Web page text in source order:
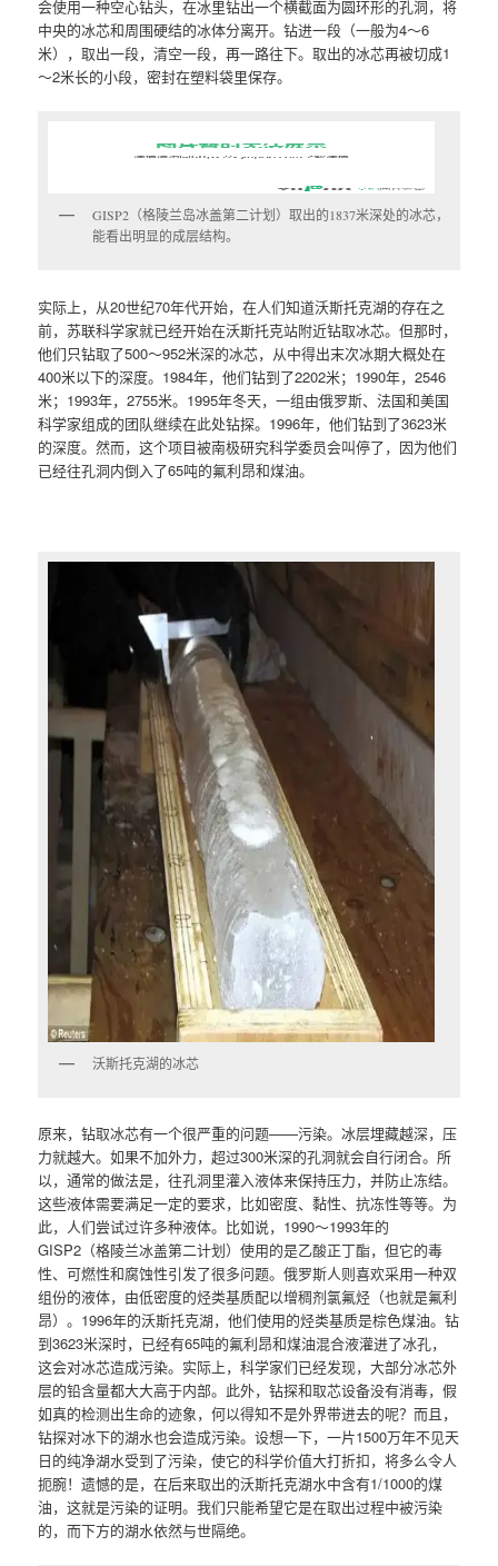
会使用一种空心钻头，在冰里钻出一个横截面为圆环形的孔洞，将
中央的冰芯和周围硬结的冰体分离开。钻进一段（一般为4～6
米），取出一段，清空一段，再一路往下。取出的冰芯再被切成1
～2米长的小段，密封在塑料袋里保存。
GISP2（格陵兰岛冰盖第二计划）取出的1837米深处的冰芯，
能看出明显的成层结构。
实际上，从20世纪70年代开始，在人们知道沃斯托克湖的存在之
前，苏联科学家就已经开始在沃斯托克站附近钻取冰芯。但那时，
他们只钻取了500～952米深的冰芯，从中得出末次冰期大概处在
400米以下的深度。1984年，他们钻到了2202米；1990年，2546
米；1993年，2755米。1995年冬天，一组由俄罗斯、法国和美国
科学家组成的团队继续在此处钻探。1996年，他们钻到了3623米
的深度。然而，这个项目被南极研究科学委员会叫停了，因为他们
已经往孔洞内倒入了65吨的氟利昂和煤油。
沃斯托克湖的冰芯
原来，钻取冰芯有一个很严重的问题——污染。冰层埋藏越深，压
力就越大。如果不加外力，超过300米深的孔洞就会自行闭合。所
以，通常的做法是，往孔洞里灌入液体来保持压力，并防止冻结。
这些液体需要满足一定的要求，比如密度、黏性、抗冻性等等。为
此，人们尝试过许多种液体。比如说，1990～1993年的
GISP2（格陵兰冰盖第二计划）使用的是乙酸正丁酯，但它的毒
性、可燃性和腐蚀性引发了很多问题。俄罗斯人则喜欢采用一种双
组份的液体，由低密度的烃类基质配以增稠剂氯氟烃（也就是氟利
昂）。1996年的沃斯托克湖，他们使用的烃类基质是棕色煤油。钻
到3623米深时，已经有65吨的氟利昂和煤油混合液灌进了冰孔，
这会对冰芯造成污染。实际上，科学家们已经发现，大部分冰芯外
层的铅含量都大大高于内部。此外，钻探和取芯设备没有消毒，假
如真的检测出生命的迹象，何以得知不是外界带进去的呢？而且，
钻探对冰下的湖水也会造成污染。设想一下，一片1500万年不见天
日的纯净湖水受到了污染，使它的科学价值大打折扣，将多么令人
扼腕！遗憾的是，在后来取出的沃斯托克湖水中含有1/1000的煤
油，这就是污染的证明。我们只能希望它是在取出过程中被污染
的，而下方的湖水依然与世隔绝。